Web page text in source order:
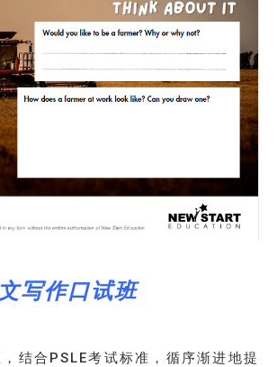
写作口试班
结合PSLE考试标准，循序渐进地提